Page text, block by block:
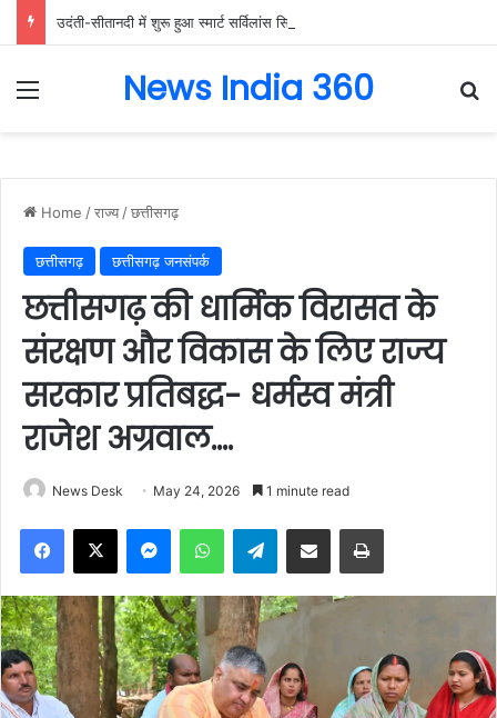
Menu News India 360
Home /राज्य /छत्तीसगढ़
छत्तीसगढ़ छत्तीसगढ़ जनसंपर्क
छत्तीसगढ़ की धार्मिक विरासत के
संरक्षण और विकास के लिए राज्य
सरकार प्रतिबद्ध- धर्मस्व मंत्री
राजेश अग्रवाल….
News Desk May 24, 2026 1 minute read
Facebook
X MessengerWhatsAppTelegramShare via Email Print